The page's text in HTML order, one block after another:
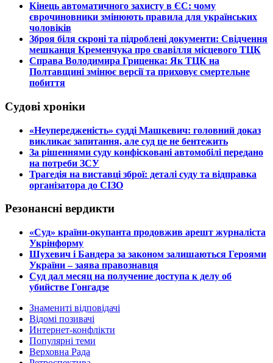
​Кінець автоматичного захисту в ЄС: чому
єврочиновники змінюють правила для українських
чоловіків
​Зброя біля скроні та підроблені документи: Свідчення
мешканця Кременчука про свавілля місцевого ТЦК
​Справа Володимира Гриценка: Як ТЦК на
Полтавщині змінює версії та приховує смертельне
побиття
Судові хроніки
​«Неупередженість» судді Машкевич: головний доказ
викликає запитання, але суд це не бентежить
​За рішеннями суду конфісковані автомобілі передано
на потреби ЗСУ
​Трагедія на виставці зброї: деталі суду та відправка
організатора до СІЗО
Резонансні вердикти
​«Суд» країни-окупанта продовжив арешт журналіста
Укрінформу
Шухевич і Бандера за законом залишаються Героями
України – заява правознавця
Суд дал месяц на получение доступа к делу об
убийстве Гонгадзе
Знамениті відповідачі
Відомі позивачі
Интернет-конфлікти
Популярні теми
Верховна Рада